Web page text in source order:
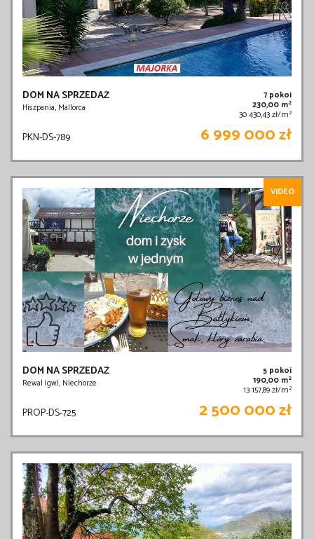
DOM NA SPRZEDAŻ
Hiszpania, Mallorca
7 pokoi
230,00 m2
30 430,43 zł/m2
PKN-DS-789 6 999 000 zł
VIDEO
DOM NA SPRZEDAŻ
Rewal (gw), Niechorze
5 pokoi
190,00 m2
13 157,89 zł/m2
PROP-DS-725 2 500 000 zł